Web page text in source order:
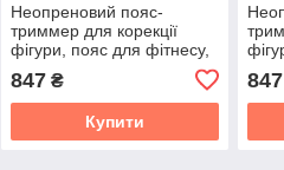
Неопреновий пояс-
триммер для корекції
фігури, пояс для фітнесу,
847₴
Купити
847